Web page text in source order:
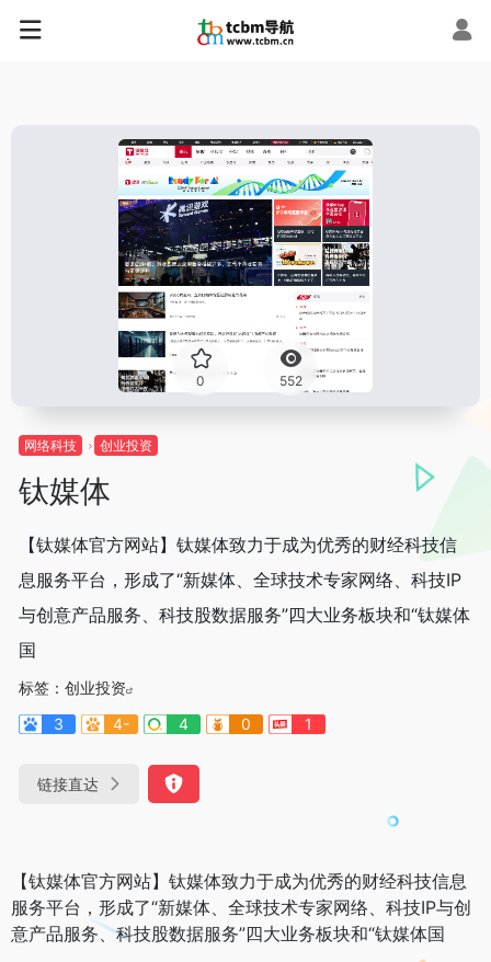
0 552
网络科技 创业投资
钛媒体
【钛媒体官方网站】钛媒体致力于成为优秀的财经科技信
息服务平台，形成了“新媒体、全球技术专家网络、科技IP
与创意产品服务、科技股数据服务”四大业务板块和“钛媒体
国
标签： 创业投资
3
4- 4 0 1
链接直达
【钛媒体官方网站】钛媒体致力于成为优秀的财经科技信息
服务平台，形成了“新媒体、全球技术专家网络、科技IP与创
意产品服务、科技股数据服务”四大业务板块和“钛媒体国